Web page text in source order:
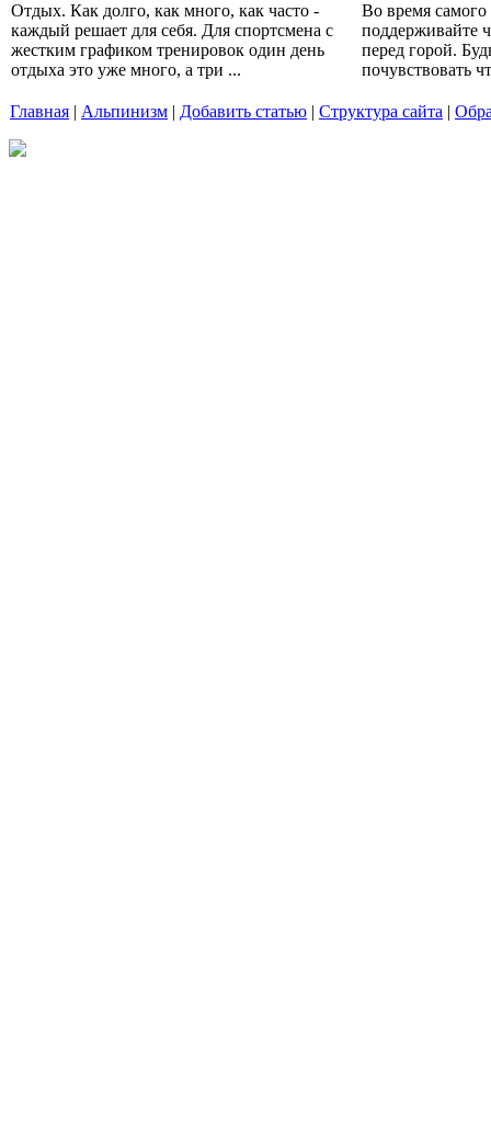
Отдых. Как долго, как много, как часто -
каждый решает для себя. Для спортсмена с
жестким графиком тренировок один день
отдыха это уже много, а три ...
Во время
поддерживайте
перед горой.
почувствовать
Главная | Альпинизм | Добавить статью | Структура сайта |